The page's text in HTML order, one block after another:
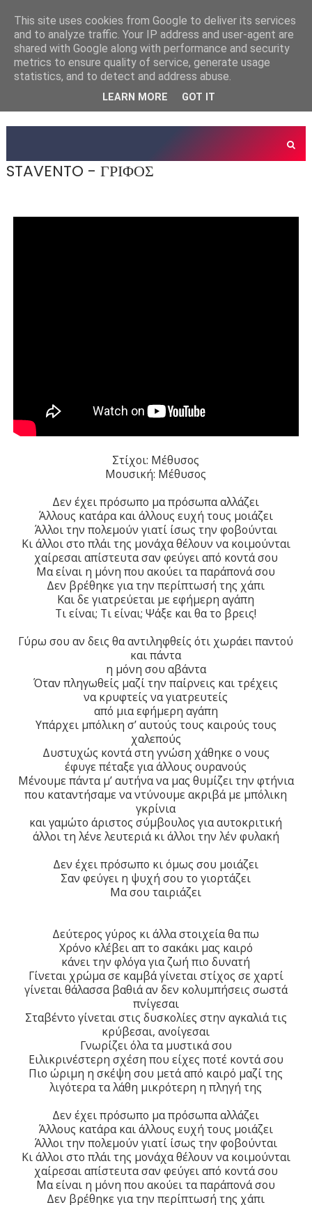
STAVENTO - ΓΡΙΦΟΣ
Στίχοι: Μέθυσος
Μουσική: Μέθυσος
Δεν έχει πρόσωπο μα πρόσωπα αλλάζει
Άλλους κατάρα και άλλους ευχή τους μοιάζει
Άλλοι την πολεμούν γιατί ίσως την φοβούνται
Κι άλλοι στο πλάι της μονάχα θέλουν να κοιμούνται
χαίρεσαι απίστευτα σαν φεύγει από κοντά σου
Μα είναι η μόνη που ακούει τα παράπονά σου
Δεν βρέθηκε για την περίπτωσή της χάπι
Και δε γιατρεύεται με εφήμερη αγάπη
Τι είναι; Τι είναι; Ψάξε και θα το βρεις!
Γύρω σου αν δεις θα αντιληφθείς ότι χωράει παντού
και πάντα
η μόνη σου αβάντα
Όταν πληγωθείς μαζί την παίρνεις και τρέχεις
να κρυφτείς να γιατρευτείς
από μια εφήμερη αγάπη
Υπάρχει μπόλικη σ’ αυτούς τους καιρούς τους
χαλεπούς
Δυστυχώς κοντά στη γνώση χάθηκε ο νους
έφυγε πέταξε για άλλους ουρανούς
Μένουμε πάντα μ’ αυτήνα να μας θυμίζει την φτήνια
που καταντήσαμε να ντύνουμε ακριβά με μπόλικη
γκρίνια
και γαμώτο άριστος σύμβουλος για αυτοκριτική
άλλοι τη λένε λευτεριά κι άλλοι την λέν φυλακή
Δεν έχει πρόσωπο κι όμως σου μοιάζει
Σαν φεύγει η ψυχή σου το γιορτάζει
Μα σου ταιριάζει
Δεύτερος γύρος κι άλλα στοιχεία θα πω
Χρόνο κλέβει απ το σακάκι μας καιρό
κάνει την φλόγα για ζωή πιο δυνατή
Γίνεται χρώμα σε καμβά γίνεται στίχος σε χαρτί
γίνεται θάλασσα βαθιά αν δεν κολυμπήσεις σωστά
πνίγεσαι
Σταβέντο γίνεται στις δυσκολίες στην αγκαλιά τις
κρύβεσαι, ανοίγεσαι
Γνωρίζει όλα τα μυστικά σου
Ειλικρινέστερη σχέση που είχες ποτέ κοντά σου
Πιο ώριμη η σκέψη σου μετά από καιρό μαζί της
λιγότερα τα λάθη μικρότερη η πληγή της
Δεν έχει πρόσωπο μα πρόσωπα αλλάζει
Άλλους κατάρα και άλλους ευχή τους μοιάζει
Άλλοι την πολεμούν γιατί ίσως την φοβούνται
Κι άλλοι στο πλάι της μονάχα θέλουν να κοιμούνται
χαίρεσαι απίστευτα σαν φεύγει από κοντά σου
Μα είναι η μόνη που ακούει τα παράπονά σου
Δεν βρέθηκε για την περίπτωσή της χάπι
This site uses cookies from Google to deliver its services
and to analyze traffic. Your IP address and user-agent are
shared with Google along with performance and security
metrics to ensure quality of service, generate usage
statistics, and to detect and address abuse.
LEARN MORE GOT IT